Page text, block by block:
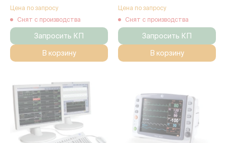
Цена по запросу
Снят с производства
Запросить КП
В корзину
Цена по запросу
Снят с производства
Запросить КП
В корзину